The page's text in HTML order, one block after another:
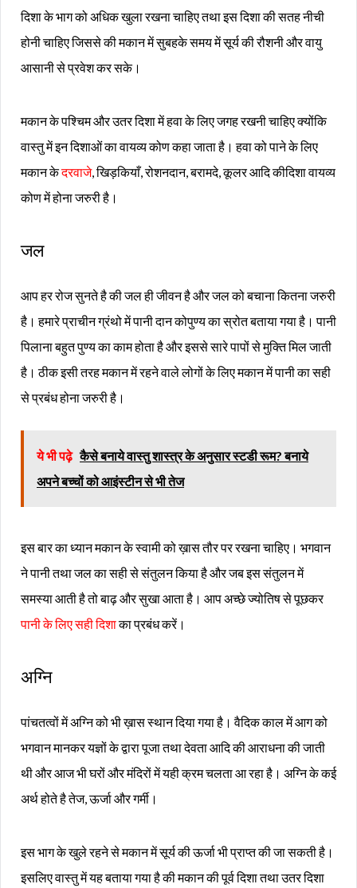
दिशा के भाग को अधिक खुला रखना चाहिए तथा इस दिशा की सतह नीची
होनी चाहिए जिससे की मकान में सुबहके समय में सूर्य की रौशनी और वायु
आसानी से प्रवेश कर सके।
मकान के पश्चिम और उतर दिशा में हवा के लिए जगह रखनी चाहिए क्योंकि
वास्तु में इन दिशाओं का वायव्य कोण कहा जाता है। हवा को पाने के लिए
मकान केदरवाजे, खिड़कियाँ, रोशनदान, बरामदे, कूलर आदि कीदिशा वायव्य
कोण में होना जरुरी है।
जल
आप हर रोज सुनते है की जल ही जीवन है और जल को बचाना कितना जरुरी
है। हमारे प्राचीन ग्रंथो में पानी दान कोपुण्य का स्रोत बताया गया है। पानी
पिलाना बहुत पुण्य का काम होता है और इससे सारे पापों से मुक्ति मिल जाती
है। ठीक इसी तरह मकान में रहने वाले लोगों के लिए मकान में पानी का सही
से प्रबंध होना जरुरी है।
ये भी पढ़े कैसे बनाये वास्तु शास्त्र के अनुसार स्टडी रूम? बनाये
अपने बच्चों को आइंस्टीन से भी तेज
इस बार का ध्यान मकान के स्वामी को ख़ास तौर पर रखना चाहिए। भगवान
ने पानी तथा जल का सही से संतुलन किया है और जब इस संतुलन में
समस्या आती है तो बाढ़ और सुखा आता है। आप अच्छे ज्योतिष से पूछकर
पानी के लिए सही दिशाका प्रबंध करें।
अग्नि
पांचतत्वों में अग्नि को भी ख़ास स्थान दिया गया है। वैदिक काल में आग को
भगवान मानकर यज्ञों के द्वारा पूजा तथा देवता आदि की आराधना की जाती
थी और आज भी घरों और मंदिरों में यही क्रम चलता आ रहा है। अग्नि के कई
अर्थ होते है तेज, ऊर्जा और गर्मी।
इस भाग के खुले रहने से मकान में सूर्य की ऊर्जा भी प्राप्त की जा सकती है।
इसलिए वास्तु में यह बताया गया है की मकान की पूर्व दिशा तथा उतर दिशा